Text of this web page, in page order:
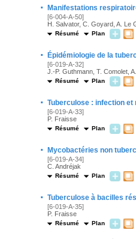
· Manifestations
[6-004-A-50]
H. Salvator, C. Goyard, A. Le
Résumé Plan
· Épidémiologie de la
[6-019-A-32]
J.-P. Guthmann, T. Comolet,
Résumé Plan
· Tuberculose : infection et
[6-019-A-33]
P. Fraisse
Résumé Plan
· Mycobactéries non
[6-019-A-34]
C. Andréjak
Résumé Plan
· Tuberculose à bacilles
[6-019-A-35]
P. Fraisse
Résumé Plan